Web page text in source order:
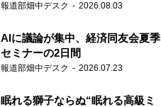
報道部畑中デスク 2026.08.03
AIに議論が集中、経済同友会夏季
セミナーの2日間
報道部畑中デスク 2026.07.23
眠れる獅子ならぬ“眠れる高級ミ